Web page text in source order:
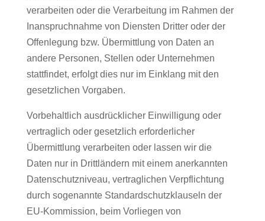
verarbeiten oder die Verarbeitung im Rahmen der
Inanspruchnahme von Diensten Dritter oder der
Offenlegung bzw. Übermittlung von Daten an
andere Personen, Stellen oder Unternehmen
stattfindet, erfolgt dies nur im Einklang mit den
gesetzlichen Vorgaben.
Vorbehaltlich ausdrücklicher Einwilligung oder
vertraglich oder gesetzlich erforderlicher
Übermittlung verarbeiten oder lassen wir die
Daten nur in Drittländern mit einem anerkannten
Datenschutzniveau, vertraglichen Verpflichtung
durch sogenannte Standardschutzklauseln der
EU-Kommission, beim Vorliegen von